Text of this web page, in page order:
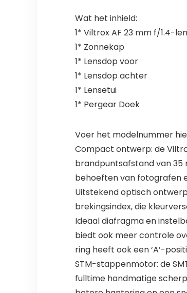
Wat het inhield:
1* Viltrox AF 23 mm f/1.4-
1* Zonnekap
1* Lensdop voor
1* Lensdop achter
1* Lensetui
1* Pergear Doek
Voer het modelnummer
Compact ontwerp: de
brandpuntsafstand van 35
behoeften van fotografen
Uitstekend optisch
brekingsindex, die
Ideaal diafragma en
biedt ook meer controle
ring heeft ook een ‘A’-
STM-stappenmotor: de
fulltime handmatige